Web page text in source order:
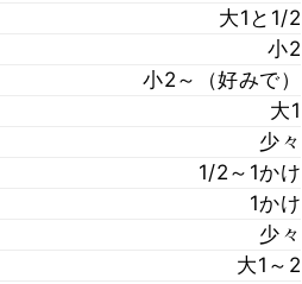
大1と1/2
小2
小2～（好みで）
大1
少々
1/2～1かけ
1かけ
少々
大1～2